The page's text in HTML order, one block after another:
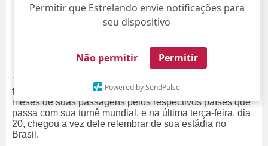
Permitir que Estrelando envie notificações para
seu dispositivo
Não permitir Permitir
Powered by SendPulse
Tradicionalmente, Bad Bunny costuma fazer
fotos e vídeos em seusStoriesnoInstagram
meses de suas passagens pelos respectivos países que
passa com sua turnê mundial, e na última terça-feira, dia
20, chegou a vez dele relembrar de sua estádia no
Brasil.